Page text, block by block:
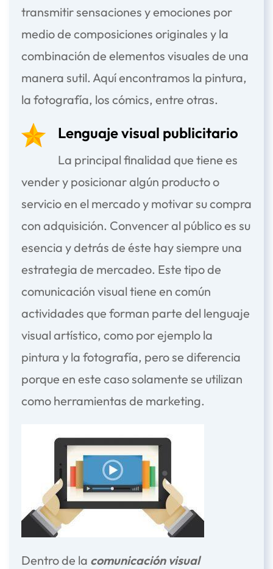
transmitir sensaciones y emociones por
medio de composiciones originales y la
combinación de elementos visuales de una
manera sutil. Aquí encontramos la pintura,
la fotografía, los cómics, entre otras.
Lenguaje visual publicitario
La principal finalidad que tiene es
vender y posicionar algún producto o
servicio en el mercado y motivar su compra
con adquisición. Convencer al público es su
esencia y detrás de éste hay siempre una
estrategia de mercadeo. Este tipo de
comunicación visual tiene en común
actividades que forman parte del lenguaje
visual artístico, como por ejemplo la
pintura y la fotografía, pero se diferencia
porque en este caso solamente se utilizan
como herramientas de marketing.
Dentro de la comunicación visual